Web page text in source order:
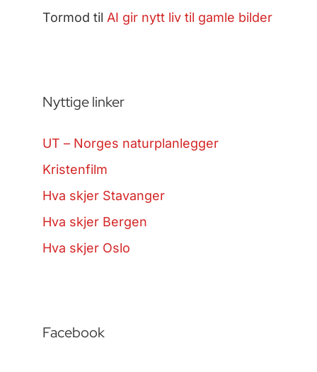
Tormod til AI gir nytt liv til gamle bilder
Nyttige linker
UT – Norges naturplanlegger
Kristenfilm
Hva skjer Stavanger
Hva skjer Bergen
Hva skjer Oslo
Facebook